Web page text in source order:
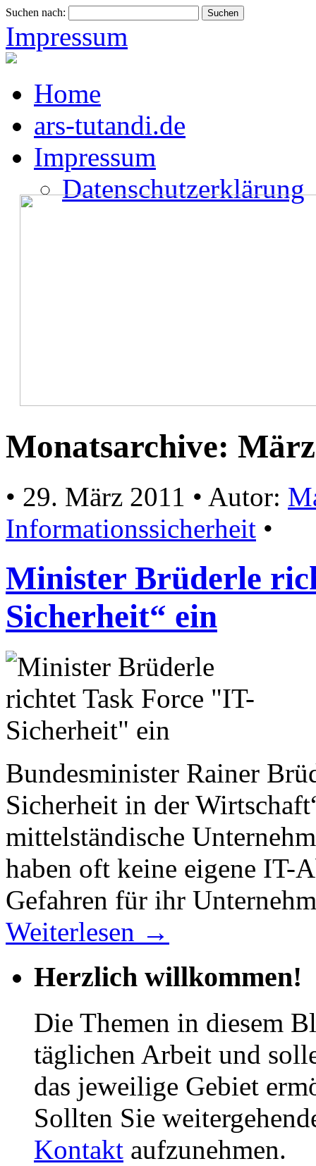
Suchen nach:
Impressum
Home
ars-tutandi.de
Impressum
Datenschutzerklärung
Monatsarchive:
• 29. März 2011 • Autor:
Informationssicherheit •
Minister Brüderle
Sicherheit“ ein
Bundesminister Rainer
Sicherheit in der
mittelständische
haben oft keine eigene IT-
Gefahren für ihr
Weiterlesen →
Herzlich willkommen!
Die Themen in diesem
täglichen Arbeit und
das jeweilige Gebiet
Sollten Sie
Kontakt aufzunehmen.